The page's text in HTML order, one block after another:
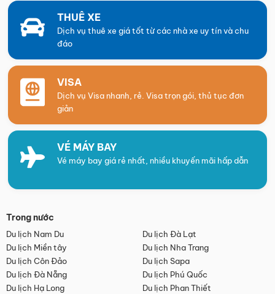
THUÊ XE
Dịch vụ thuê xe giá tốt từ các nhà xe uy tín và chu
đáo
VISA
Dịch vụ Visa nhanh, rẻ. Visa trọn gói, thủ tục đơn
giản
VÉ MÁY BAY
Vé máy bay giá rẻ nhất, nhiều khuyến mãi hấp dẫn
Trong nước
Du lịch Nam Du
Du lịch Đà Lạt
Du lịch Miền tây
Du lịch Nha Trang
Du lịch Côn Đảo
Du lịch Sapa
Du lịch Đà Nẵng
Du lịch Phú Quốc
Du lịch Hạ Long
Du lịch Phan Thiết